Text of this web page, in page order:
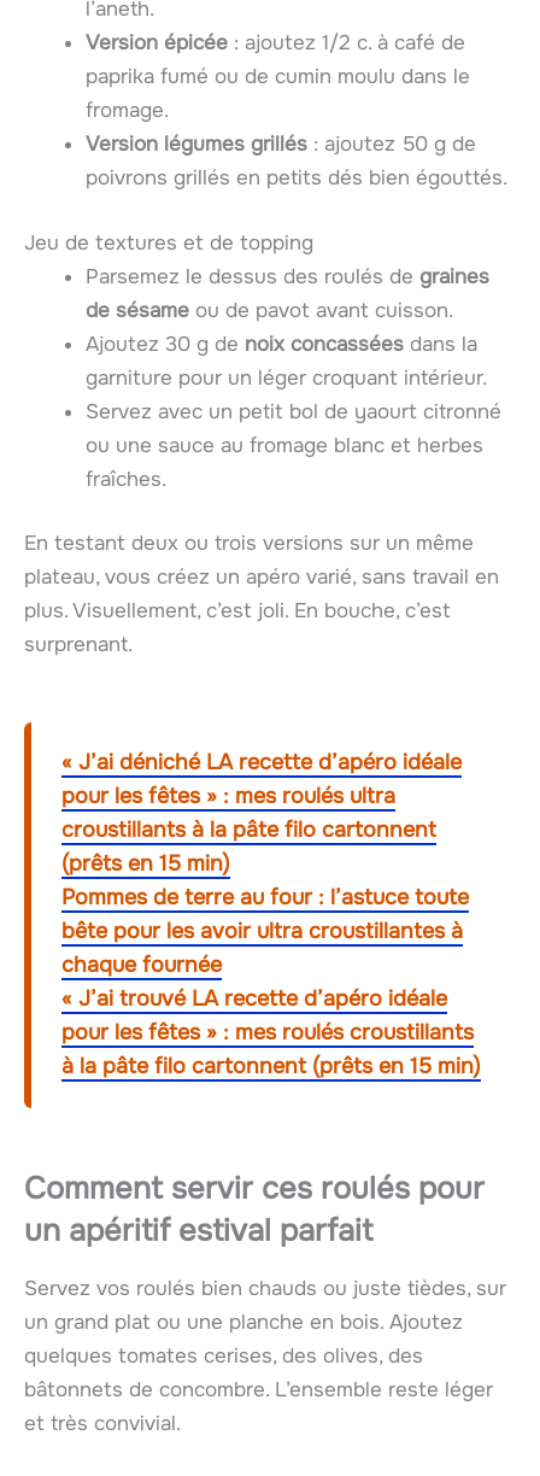
l’aneth.
Version épicée : ajoutez 1/2 c. à café de
paprika fumé ou de cumin moulu dans le
fromage.
Version légumes grillés : ajoutez 50 g de
poivrons grillés en petits dés bien égouttés.
Jeu de textures et de topping
Parsemez le dessus des roulés de graines
de sésame ou de pavot avant cuisson.
Ajoutez 30 g de noix concassées dans la
garniture pour un léger croquant intérieur.
Servez avec un petit bol de yaourt citronné
ou une sauce au fromage blanc et herbes
fraîches.
En testant deux ou trois versions sur un même
plateau, vous créez un apéro varié, sans travail en
plus. Visuellement, c’est joli. En bouche, c’est
surprenant.
« J’ai déniché LA recette d’apéro idéale
pour les fêtes » : mes roulés ultra
croustillants à la pâte filo cartonnent
(prêts en 15 min)
Pommes de terre au four : l’astuce toute
bête pour les avoir ultra croustillantes à
chaque fournée
« J’ai trouvé LA recette d’apéro idéale
pour les fêtes » : mes roulés croustillants
à la pâte filo cartonnent (prêts en 15 min)
Comment servir ces roulés pour
un apéritif estival parfait
Servez vos roulés bien chauds ou juste tièdes, sur
un grand plat ou une planche en bois. Ajoutez
quelques tomates cerises, des olives, des
bâtonnets de concombre. L’ensemble reste léger
et très convivial.